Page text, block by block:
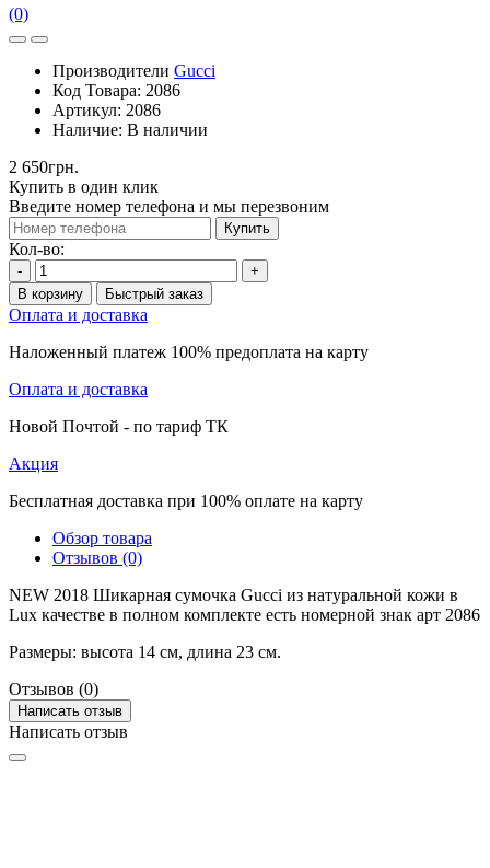
(0)
Производители Gucci
Код Товара: 2086
Артикул: 2086
Наличие: В наличии
2 650грн.
Купить в один клик
Введите номер телефона и мы перезвоним
Купить
Кол-во:
-
+
В корзину
Быстрый заказ
Оплата и доставка
Наложенный платеж 100% предоплата на карту
Оплата и доставка
Новой Почтой - по тариф ТК
Акция
Бесплатная доставка при 100% оплате на карту
Обзор товара
Отзывов (0)
NEW 2018 Шикарная сумочка Gucci из натуральной кожи в
Lux качестве в полном комплекте есть номерной знак арт 2086
Размеры: высота 14 см, длина 23 см.
Отзывов (0)
Написать отзыв
Написать отзыв